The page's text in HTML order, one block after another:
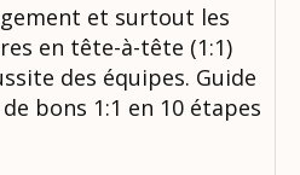
et surtout les
en tête-à-tête (1:1)
des équipes. Guide
bons 1:1 en 10 étapes